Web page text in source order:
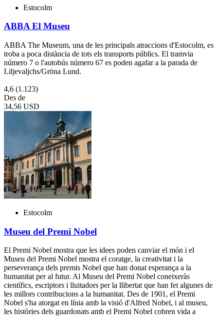
Estocolm
ABBA El Museu
ABBA The Museum, una de les principals atraccions d'Estocolm, es
troba a poca distància de tots els transports públics. El tramvia
número 7 o l'autobús número 67 es poden agafar a la parada de
Liljevaljchs/Gröna Lund.
4,6 (1.123)
Des de
34,56 USD
Estocolm
Museu del Premi Nobel
El Premi Nobel mostra que les idees poden canviar el món i el
Museu del Premi Nobel mostra el coratge, la creativitat i la
perseverança dels premis Nobel que han donat esperança a la
humanitat per al futur. Al Museu del Premi Nobel coneixeràs
científics, escriptors i lluitadors per la llibertat que han fet algunes de
les millors contribucions a la humanitat. Des de 1901, el Premi
Nobel s'ha atorgat en línia amb la visió d'Alfred Nobel, i al museu,
les històries dels guardonats amb el Premi Nobel cobren vida a